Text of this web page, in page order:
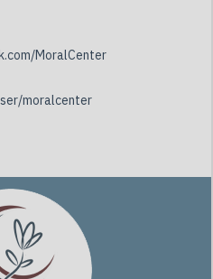
MoralCenter
moralcenter